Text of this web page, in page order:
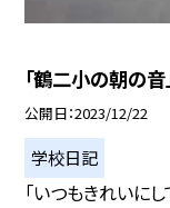
「鶴二小の朝の
公開日 2023/12/22
学校日記
「いつもきれいに